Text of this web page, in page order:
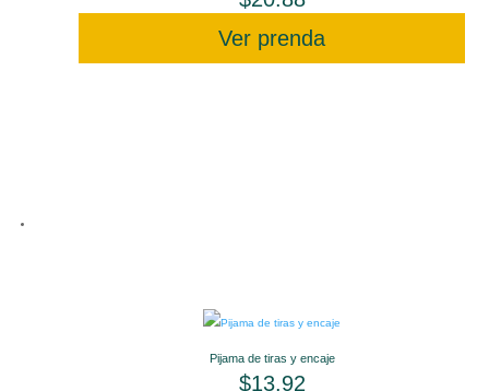
Ver prenda
Pijama de tiras y encaje
$13.92